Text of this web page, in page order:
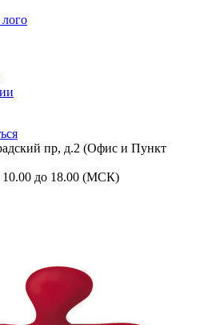
пр, д.2 (Офис и Пункт
до 18.00 (МСК)